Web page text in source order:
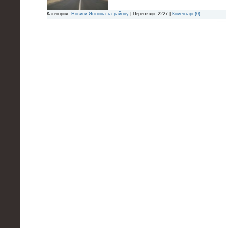
Категория: Новини Яготина та району | Перегляди: 2227 | Коментарі (0)